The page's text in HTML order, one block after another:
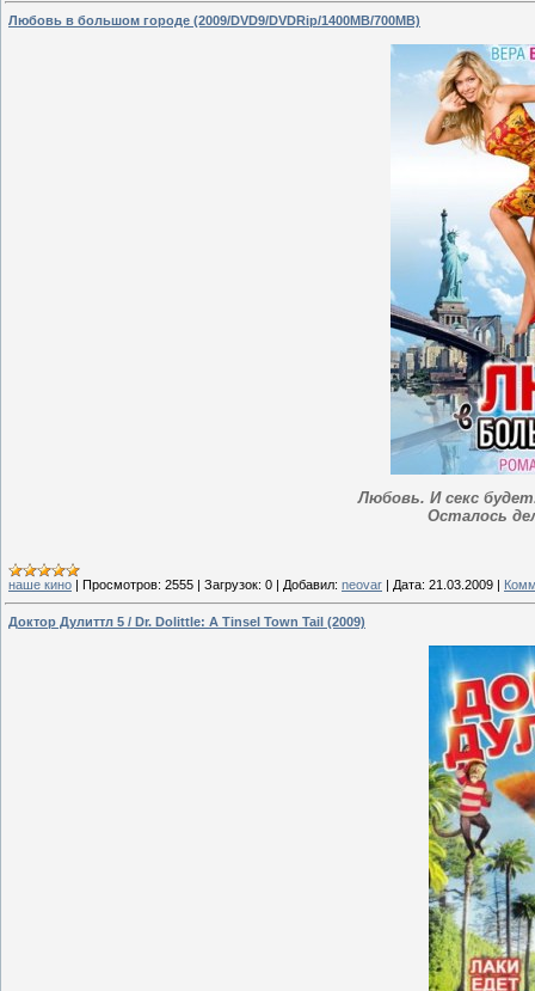
Любовь в большом городе (2009/DVD9/DVDRip/1400MB/700MB)
Любовь. И секс
Осталось
наше кино Просмотров: 2555 Загрузок: 0 Добавил: neovar Дата: 21.03.2009
Доктор Дулиттл 5 / Dr. Dolittle: A Tinsel Town Tail (2009)